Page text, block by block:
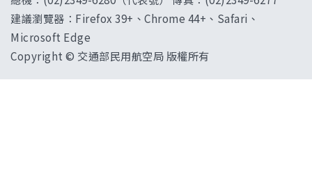
建議瀏覽器：Firefox 39+、Chrome 44+、Safari、
Microsoft Edge
Copyright © 交通部民用航空局 版權所有